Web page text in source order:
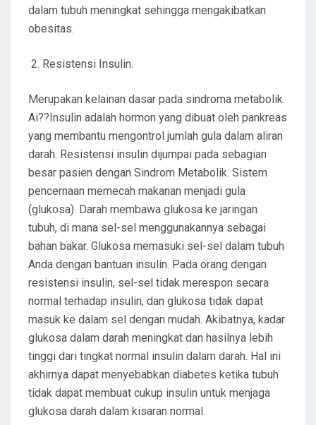
dalam tubuh meningkat sehingga mengakibatkan
obesitas.
Resistensi Insulin.
Merupakan kelainan dasar pada sindroma metabolik.
Ai??Insulin adalah hormon yang dibuat oleh pankreas
yang membantu mengontrol jumlah gula dalam aliran
darah. Resistensi insulin dijumpai pada sebagian
besar pasien dengan Sindrom Metabolik. Sistem
pencernaan memecah makanan menjadi gula
(glukosa). Darah membawa glukosa ke jaringan
tubuh, di mana sel-sel menggunakannya sebagai
bahan bakar. Glukosa memasuki sel-sel dalam tubuh
Anda dengan bantuan insulin. Pada orang dengan
resistensi insulin, sel-sel tidak merespon secara
normal terhadap insulin, dan glukosa tidak dapat
masuk ke dalam sel dengan mudah. Akibatnya, kadar
glukosa dalam darah meningkat dan hasilnya lebih
tinggi dari tingkat normal insulin dalam darah. Hal ini
akhirnya dapat menyebabkan diabetes ketika tubuh
tidak dapat membuat cukup insulin untuk menjaga
glukosa darah dalam kisaran normal.